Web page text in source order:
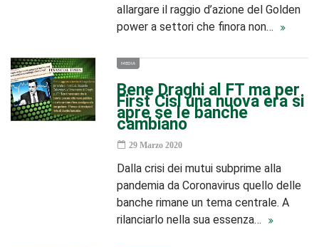
allargare il raggio d’azione del Golden
power a settori che finora non…
MEDIA
Bene Draghi al FT ma per
First Cisl una nuova era si
apre se le banche
cambiano
29 Marzo 2020
Dalla crisi dei mutui subprime alla
pandemia da Coronavirus quello delle
banche rimane un tema centrale. A
rilanciarlo nella sua essenza…